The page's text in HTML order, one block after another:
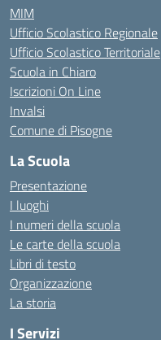
MIM
Ufficio Scolastico Regionale
Ufficio Scolastico Territoriale
Scuola in Chiaro
Iscrizioni On Line
Invalsi
Comune di Pisogne
La Scuola
Presentazione
I luoghi
I numeri della scuola
Le carte della scuola
Libri di testo
Organizzazione
La storia
I Servizi